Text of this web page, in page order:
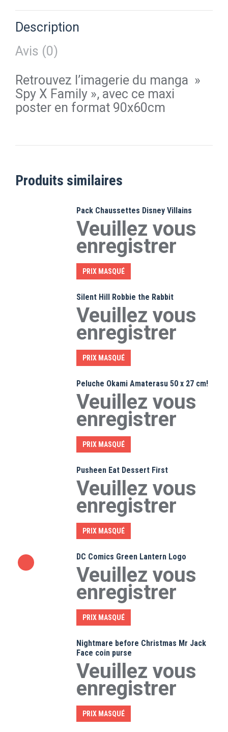
Description
Avis (0)
Retrouvez l’imagerie du manga »
Spy X Family », avec ce maxi
poster en format 90x60cm
Produits similaires
Pack Chaussettes Disney Villains
Veuillez vous
enregistrer
PRIX MASQUÉ
Silent Hill Robbie the Rabbit
Veuillez vous
enregistrer
PRIX MASQUÉ
Peluche Okami Amaterasu 50 x 27 cm!
Veuillez vous
enregistrer
PRIX MASQUÉ
Pusheen Eat Dessert First
Veuillez vous
enregistrer
PRIX MASQUÉ
DC Comics Green Lantern Logo
Veuillez vous
enregistrer
PRIX MASQUÉ
Nightmare before Christmas Mr Jack
Face coin purse
Veuillez vous
enregistrer
PRIX MASQUÉ